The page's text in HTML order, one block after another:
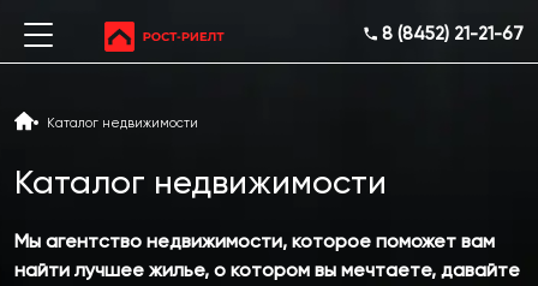
8 (8452) 21-21-67
Каталог недвижимости
Каталог недвижимости
Мы агентство недвижимости, которое поможет вам
найти лучшее жилье, о котором вы мечтаете, давайте